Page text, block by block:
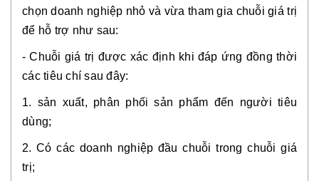
chọn doanh nghiệp nhỏ và vừa tham gia chuỗi giá trị
để hỗ trợ như sau:
- Chuỗi giá trị được xác định khi đáp ứng đồng thời
các tiêu chí sau đây:
1. sản xuất, phân phối sản phẩm đến người tiêu
dùng;
2. Có các doanh nghiệp đầu chuỗi trong chuỗi giá
trị;